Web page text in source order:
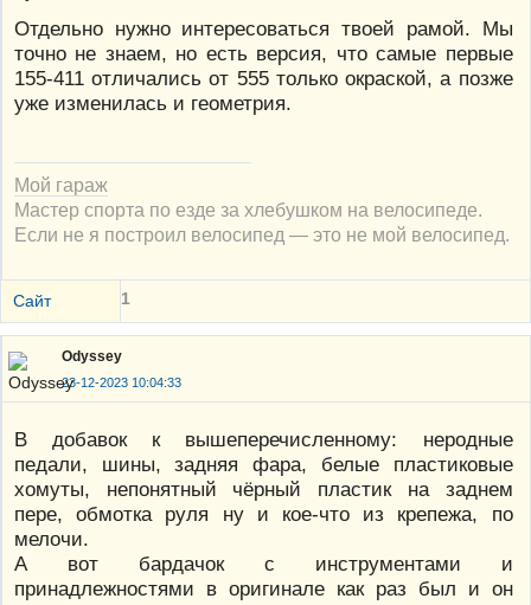
Отдельно нужно интересоваться твоей рамой. Мы
точно не знаем, но есть версия, что самые первые
155-411 отличались от 555 только окраской, а позже
уже изменилась и геометрия.
Мой гараж
Мастер спорта по езде за хлебушком на велосипеде.
Если не я построил велосипед — это не мой велосипед.
Сайт 1
Odyssey
23-12-2023 10:04:33
В добавок к вышеперечисленному: неродные
педали, шины, задняя фара, белые пластиковые
хомуты, непонятный чёрный пластик на заднем
пере, обмотка руля ну и кое-что из крепежа, по
мелочи.
А вот бардачок с инструментами и
принадлежностями в оригинале как раз был и он